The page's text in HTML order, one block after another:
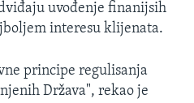
uvođenje finanijsih
interesu klijenata.
principe regulisanja
Država", rekao je